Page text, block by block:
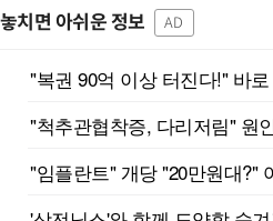
놓치면 아쉬운 정보 AD